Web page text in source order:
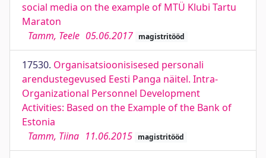
social media on the example of MTÜ Klubi Tartu
Maraton
Tamm, Teele 05.06.2017 magistritööd
17530. Organisatsioonisisesed personali
arendustegevused Eesti Panga näitel. Intra-
Organizational Personnel Development
Activities: Based on the Example of the Bank of
Estonia
Tamm, Tiina 11.06.2015 magistritööd